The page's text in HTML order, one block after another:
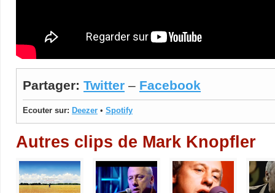
Partager: Twitter – Facebook
Ecouter sur: Deezer • Spotify
Autres clips de Mark Knopfler